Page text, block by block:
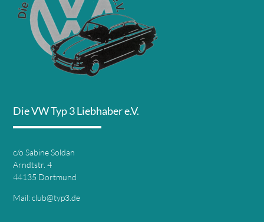
Die VW Typ 3 Liebhaber e.V.
c/o Sabine Soldan
Arndtstr. 4
44135 Dortmund
Mail:club@typ3.de